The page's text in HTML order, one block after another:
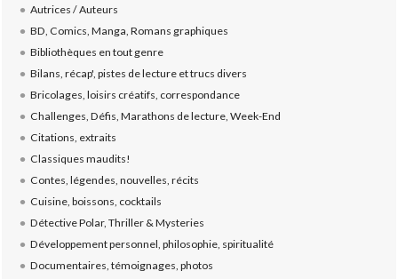
Autrices / Auteurs
BD, Comics, Manga, Romans graphiques
Bibliothèques en tout genre
Bilans, récap', pistes de lecture et trucs divers
Bricolages, loisirs créatifs, correspondance
Challenges, Défis, Marathons de lecture, Week-End
Citations, extraits
Classiques maudits!
Contes, légendes, nouvelles, récits
Cuisine, boissons, cocktails
Détective Polar, Thriller & Mysteries
Développement personnel, philosophie, spiritualité
Documentaires, témoignages, photos